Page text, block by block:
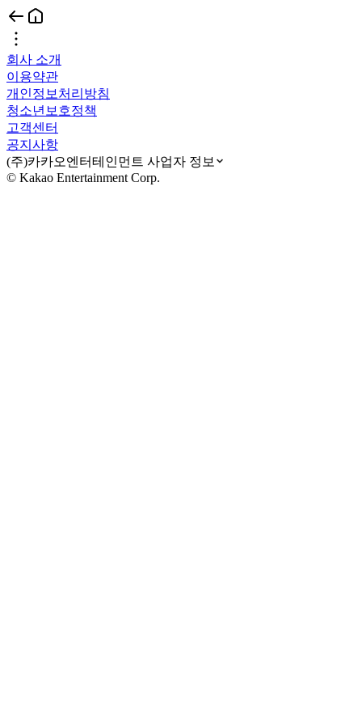
회사 소개
이용약관
개인정보처리방침
청소년보호정책
고객센터
공지사항
(주)카카오엔터테인먼트 사업자 정보
© Kakao Entertainment Corp.